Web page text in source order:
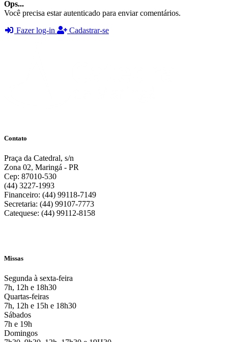
Ops...
Você precisa estar autenticado para enviar comentários.
Fazer log-in
Cadastrar-se
Contato
Praça da Catedral, s/n
Zona 02, Maringá - PR
Cep: 87010-530
(44) 3227-1993
Financeiro: (44) 99118-7149
Secretaria: (44) 99107-7773
Catequese: (44) 99112-8158
Missas
Segunda à sexta-feira
7h, 12h e 18h30
Quartas-feiras
7h, 12h e 15h e 18h30
Sábados
7h e 19h
Domingos